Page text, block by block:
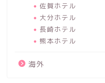
佐賀ホテル
大分ホテル
長崎ホテル
熊本ホテル
海外